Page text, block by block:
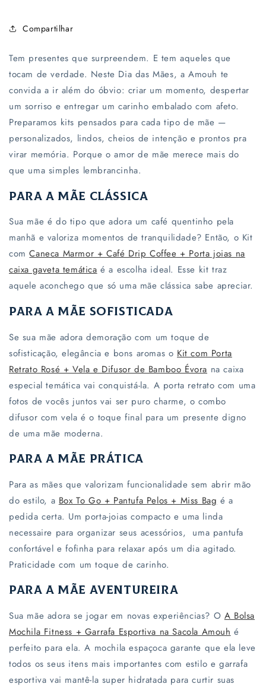
Compartilhar
Tem presentes que surpreendem. E tem aqueles que
tocam de verdade. Neste Dia das Mães, a Amouh te
convida a ir além do óbvio: criar um momento, despertar
um sorriso e entregar um carinho embalado com afeto.
Preparamos kits pensados para cada tipo de mãe —
personalizados, lindos, cheios de intenção e prontos pra
virar memória. Porque o amor de mãe merece mais do
que uma simples lembrancinha.
Para a Mãe Clássica
Sua mãe é do tipo que adora um café quentinho pela
manhã e valoriza momentos de tranquilidade? Então, o Kit
comCaneca Marmor + Café Drip Coffee + Porta joias na
caixa gaveta temática é a escolha ideal. Esse kit traz
aquele aconchego que só uma mãe clássica sabe apreciar.
Para a Mãe Sofisticada
Se sua mãe adora demoração com um toque de
sofisticação, elegância e bons aromas o Kit com Porta
Retrato Rosé + Vela e Difusor de Bamboo Évora na caixa
especial temática vai conquistá-la. A porta retrato com uma
fotos de vocês juntos vai ser puro charme, o combo
difusor com vela é o toque final para um presente digno
de uma mãe moderna.
Para a Mãe Prática
Para as mães que valorizam funcionalidade sem abrir mão
do estilo, a Box To Go + Pantufa Pelos + Miss Bag é a
pedida certa. Um porta-joias compacto e uma linda
necessaire para organizar seus acessórios, uma pantufa
confortável e fofinha para relaxar após um dia agitado.
Praticidade com um toque de carinho.
Para a Mãe Aventureira
Sua mãe adora se jogar em novas experiências? O A Bolsa
Mochila Fitness + Garrafa Esportiva na Sacola Amouh é
perfeito para ela. A mochila espaçoca garante que ela leve
todos os seus itens mais importantes com estilo e garrafa
esportiva vai mantê-la super hidratada para curtir suas